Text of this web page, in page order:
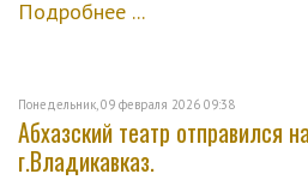
Подробнее ...
Понедельник, 09 февраля 2026 09:38
Абхазский театр отправился
г.Владикавказ.